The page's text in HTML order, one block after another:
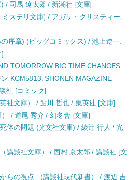
/ 司馬 遼太郎 / 新潮社 [文庫]
ステリ文庫) / アガサ・クリスティー、
序章) (ビッグコミックス) / 池上遼一、
]
TOMORROW BIG TIME CHANGES
KCM5813. SHONEN MAGAZINE
社 [コミック]
社文庫） / 鮎川 哲也 / 集英社 [文庫]
/ 道尾 秀介 / 幻冬舎 [文庫]
体の問題 (光文社文庫) / 綾辻 行人 / 光
講談社文庫） / 西村 京太郎 / 講談社 [文
らの視点 （講談社現代新書） / 渡辺 吉